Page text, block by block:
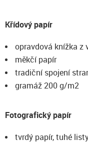
Křídový papír
opravdová knížka z
měkčí papír
tradiční spojení
gramáž 200 g/m2
Fotografický papír
tvrdý papír, tuhé